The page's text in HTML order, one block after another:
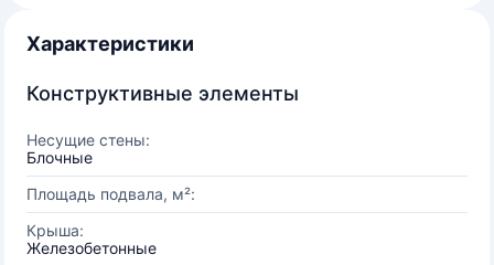
Характеристики
Конструктивные элементы
Несущие стены:
Блочные
Площадь подвала, м²:
Крыша:
Железобетонные